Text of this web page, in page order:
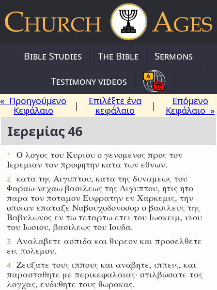
Bible Studies The Bible
Sermons
Testimony videos
« Προηγούμενο
Κεφάλαιο
|
Επιλέξτε ένα
κεφάλαιο
|
Επόμενο
Κεφάλαιο »
Ιερεμίας 46
1
Ο λογος του Κυριου ο γενομενος προς τον
Ιερεμιαν τον προφητην κατα των εθνων.
2
κατα της Αιγυπτου, κατα της δυναμεως του
Φαραω-νεχαω βασιλεως της Αιγυπτου, ητις ητο
παρα τον ποταμον Ευφρατην εν Χαρκεμις, την
οποιαν επαταξε Ναβουχοδονοσορ ο βασιλευς της
Βαβυλωνος εν τω τεταρτω ετει του Ιωακειμ, υιου
του Ιωσιου, βασιλεως του Ιουδα.
3
Αναλαβετε ασπιδα και θυρεον και προσελθετε
εις πολεμον.
4
Ζευξατε τους ιππους και αναβητε, ιππεις, και
παρασταθητε με περικεφαλαιας· στιλβωσατε τας
λογχας, ενδυθητε τους θωρακας.